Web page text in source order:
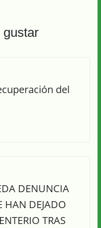
gustar
del
DENUNCIA
HAN DEJADO
TRAS